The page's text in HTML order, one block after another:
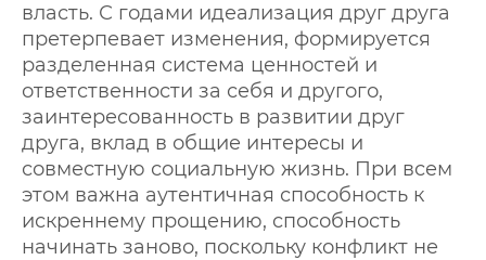
власть. С годами идеализация друг друга
претерпевает изменения, формируется
разделенная система ценностей и
ответственности за себя и другого,
заинтересованность в развитии друг
друга, вклад в общие интересы и
совместную социальную жизнь. При всем
этом важна аутентичная способность к
искреннему прощению, способность
начинать заново, поскольку конфликт не